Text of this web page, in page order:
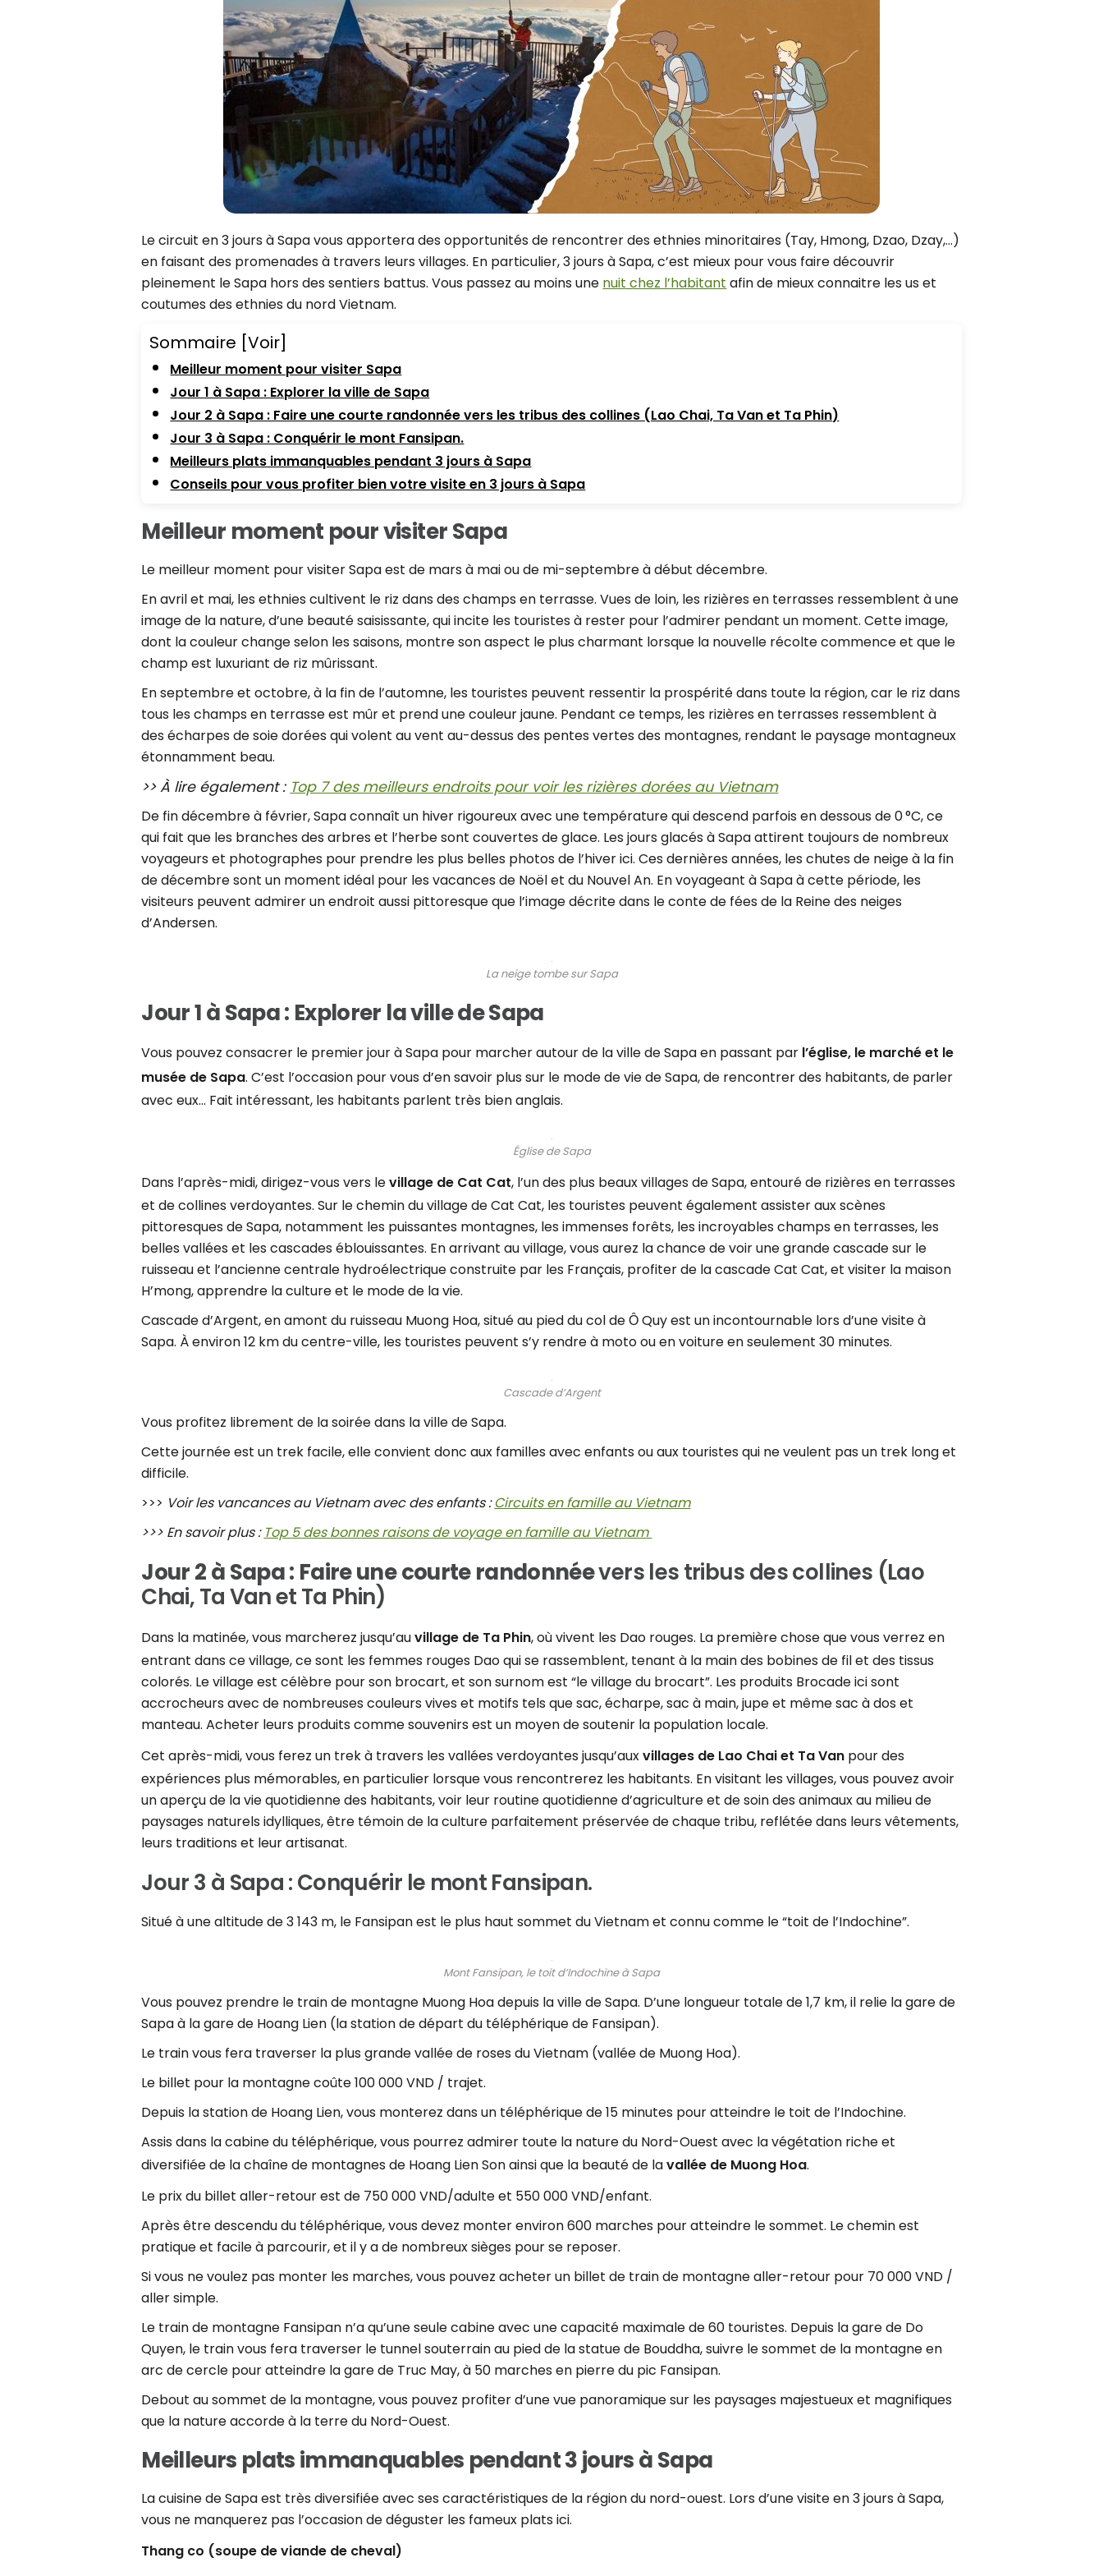
Juillet
Août
Octobre
Novembre
CIRCUITS VIETNAM PAR DURÉE
7 jours 8 jours
9 jours
10 jours
11 jours
12 jours
13 jours
14 jours
15 jours
16 jours
17 jours
18 jours
19 jours
20 jours et plus
Siem Reap
Yangon
Vientiane
Luang Prabang
Phu Tho
Cuc Phuong
Hue
Hoi An
Cu Chi
Da Lat
Delta du Mékong
Can Tho
Marché flottant Cai Rang
Chau Doc
Cat Tien
Dien Bien Phu
Mui Ne Phan Thiet
Nha Trang
Phong Nha Ke Bang Phu Quoc
Le circuit en 3 jours à Sapa vous apportera des opportunités de rencontrer des ethnies minoritaires (Tay, Hmong, Dzao, Dzay,…)
en faisant des promenades à travers leurs villages. En particulier, 3 jours à Sapa, c’est mieux pour vous faire découvrir
pleinement le Sapa hors des sentiers battus. Vous passez au moins une nuit chez l’habitant afin de mieux connaitre les us et
coutumes des ethnies du nord Vietnam.
Sommaire [Voir]
Meilleur moment pour visiter Sapa
Jour 1 à Sapa : Explorer la ville de Sapa
Jour 2 à Sapa : Faire une courte randonnée vers les tribus des collines (Lao Chai, Ta Van et Ta Phin)
Jour 3 à Sapa : Conquérir le mont Fansipan.
Meilleurs plats immanquables pendant 3 jours à Sapa
Conseils pour vous profiter bien votre visite en 3 jours à Sapa
Meilleur moment pour visiter Sapa
Le meilleur moment pour visiter Sapa est de mars à mai ou de mi-septembre à début décembre.
En avril et mai, les ethnies cultivent le riz dans des champs en terrasse. Vues de loin, les rizières en terrasses ressemblent à une
image de la nature, d’une beauté saisissante, qui incite les touristes à rester pour l’admirer pendant un moment. Cette image,
dont la couleur change selon les saisons, montre son aspect le plus charmant lorsque la nouvelle récolte commence et que le
champ est luxuriant de riz mûrissant.
En septembre et octobre, à la fin de l’automne, les touristes peuvent ressentir la prospérité dans toute la région, car le riz dans
tous les champs en terrasse est mûr et prend une couleur jaune. Pendant ce temps, les rizières en terrasses ressemblent à
des écharpes de soie dorées qui volent au vent au-dessus des pentes vertes des montagnes, rendant le paysage montagneux
étonnamment beau.
>> À lire également : Top 7 des meilleurs endroits pour voir les rizières dorées au Vietnam
De fin décembre à février, Sapa connaît un hiver rigoureux avec une température qui descend parfois en dessous de 0 °C, ce
qui fait que les branches des arbres et l’herbe sont couvertes de glace. Les jours glacés à Sapa attirent toujours de nombreux
voyageurs et photographes pour prendre les plus belles photos de l’hiver ici. Ces dernières années, les chutes de neige à la fin
de décembre sont un moment idéal pour les vacances de Noël et du Nouvel An. En voyageant à Sapa à cette période, les
visiteurs peuvent admirer un endroit aussi pittoresque que l’image décrite dans le conte de fées de la Reine des neiges
d’Andersen.
La neige tombe sur Sapa
Jour 1 à Sapa : Explorer la ville de Sapa
Vous pouvez consacrer le premier jour à Sapa pour marcher autour de la ville de Sapa en passant par l’église, le marché et le
musée de Sapa. C’est l’occasion pour vous d’en savoir plus sur le mode de vie de Sapa, de rencontrer des habitants, de parler
avec eux… Fait intéressant, les habitants parlent très bien anglais.
Église de Sapa
Dans l’après-midi, dirigez-vous vers levillage de Cat Cat, l’un des plus beaux villages de Sapa, entouré de rizières en terrasses
et de collines verdoyantes. Sur le chemin du village de Cat Cat, les touristes peuvent également assister aux scènes
pittoresques de Sapa, notamment les puissantes montagnes, les immenses forêts, les incroyables champs en terrasses, les
belles vallées et les cascades éblouissantes. En arrivant au village, vous aurez la chance de voir une grande cascade sur le
ruisseau et l’ancienne centrale hydroélectrique construite par les Français, profiter de la cascade Cat Cat, et visiter la maison
H’mong, apprendre la culture et le mode de la vie.
Cascade d’Argent, en amont du ruisseau Muong Hoa, situé au pied du col de Ȏ Quy est un incontournable lors d’une visite à
Sapa. À environ 12 km du centre-ville, les touristes peuvent s’y rendre à moto ou en voiture en seulement 30 minutes.
Cascade d’Argent
Vous profitez librement de la soirée dans la ville de Sapa.
Cette journée est un trek facile, elle convient donc aux familles avec enfants ou aux touristes qui ne veulent pas un trek long et
difficile.
>>> Voir les vancances au Vietnam avec des enfants :Circuits en famille au Vietnam
>>> En savoir plus : Top 5 des bonnes raisons de voyage en famille au Vietnam
Jour 2 à Sapa : Faire une courte randonnéevers les tribus des collines (Lao
Chai, Ta Van et Ta Phin)
Dans la matinée, vous marcherez jusqu’auvillage de Ta Phin, où vivent les Dao rouges. La première chose que vous verrez en
entrant dans ce village, ce sont les femmes rouges Dao qui se rassemblent, tenant à la main des bobines de fil et des tissus
colorés. Le village est célèbre pour son brocart, et son surnom est “le village du brocart”. Les produits Brocade ici sont
accrocheurs avec de nombreuses couleurs vives et motifs tels que sac, écharpe, sac à main, jupe et même sac à dos et
manteau. Acheter leurs produits comme souvenirs est un moyen de soutenir la population locale.
Cet après-midi, vous ferez un trek à travers les vallées verdoyantes jusqu’auxvillages de Lao Chai et Ta Van pour des
expériences plus mémorables, en particulier lorsque vous rencontrerez les habitants. En visitant les villages, vous pouvez avoir
un aperçu de la vie quotidienne des habitants, voir leur routine quotidienne d’agriculture et de soin des animaux au milieu de
paysages naturels idylliques, être témoin de la culture parfaitement préservée de chaque tribu, reflétée dans leurs vêtements,
leurs traditions et leur artisanat.
Jour 3 à Sapa : Conquérir le mont Fansipan.
Situé à une altitude de 3 143 m, le Fansipan est le plus haut sommet du Vietnam et connu comme le “toit de l’Indochine”.
Mont Fansipan, le toit d’Indochine à Sapa
Vous pouvez prendre le train de montagne Muong Hoa depuis la ville de Sapa. D’une longueur totale de 1,7 km, il relie la gare de
Sapa à la gare de Hoang Lien (la station de départ du téléphérique de Fansipan).
Le train vous fera traverser la plus grande vallée de roses du Vietnam (vallée de Muong Hoa).
Le billet pour la montagne coûte 100 000 VND / trajet.
Depuis la station de Hoang Lien, vous monterez dans un téléphérique de 15 minutes pour atteindre le toit de l’Indochine.
Assis dans la cabine du téléphérique, vous pourrez admirer toute la nature du Nord-Ouest avec la végétation riche et
diversifiée de la chaîne de montagnes de Hoang Lien Son ainsi que la beauté de lavallée de Muong Hoa.
Le prix du billet aller-retour est de 750 000 VND/adulte et 550 000 VND/enfant.
Après être descendu du téléphérique, vous devez monter environ 600 marches pour atteindre le sommet. Le chemin est
pratique et facile à parcourir, et il y a de nombreux sièges pour se reposer.
Si vous ne voulez pas monter les marches, vous pouvez acheter un billet de train de montagne aller-retour pour 70 000 VND /
aller simple.
Le train de montagne Fansipan n’a qu’une seule cabine avec une capacité maximale de 60 touristes. Depuis la gare de Do
Quyen, le train vous fera traverser le tunnel souterrain au pied de la statue de Bouddha, suivre le sommet de la montagne en
arc de cercle pour atteindre la gare de Truc May, à 50 marches en pierre du pic Fansipan.
Debout au sommet de la montagne, vous pouvez profiter d’une vue panoramique sur les paysages majestueux et magnifiques
que la nature accorde à la terre du Nord-Ouest.
Meilleurs plats immanquables pendant 3 jours à Sapa
La cuisine de Sapa est très diversifiée avec ses caractéristiques de la région du nord-ouest. Lors d’une visite en 3 jours à Sapa,
vous ne manquerez pas l’occasion de déguster les fameux plats ici.
Thang co (soupe de viande de cheval)